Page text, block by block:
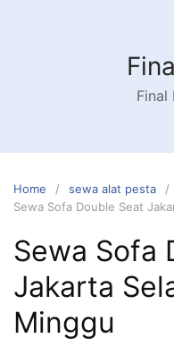
Final
Home
sewa alat pesta
Sewa Sofa Double Seat
Sewa Sofa
Jakarta
Minggu